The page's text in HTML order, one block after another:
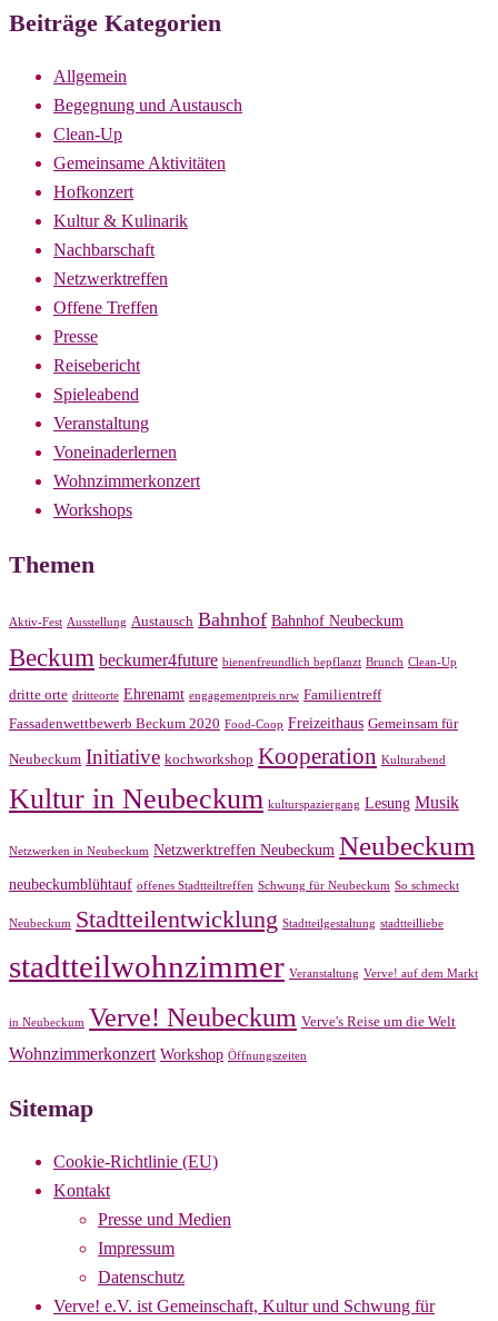
Beiträge Kategorien
Allgemein
Begegnung und Austausch
Clean-Up
Gemeinsame Aktivitäten
Hofkonzert
Kultur & Kulinarik
Nachbarschaft
Netzwerktreffen
Offene Treffen
Presse
Reisebericht
Spieleabend
Veranstaltung
Voneinaderlernen
Wohnzimmerkonzert
Workshops
Themen
Aktiv-Fest Ausstellung Austausch Bahnhof Bahnhof Neubeckum
Beckum beckumer4future bienenfreundlich bepflanzt Brunch Clean-Up
dritte orte dritteorte Ehrenamt engagementpreis nrw Familientreff
Fassadenwettbewerb Beckum 2020 Food-Coop Freizeithaus Gemeinsam für
Neubeckum Initiative kochworkshop Kooperation Kulturabend
Kultur in Neubeckum kulturspaziergang Lesung Musik
Netzwerken in Neubeckum Netzwerktreffen Neubeckum Neubeckum
neubeckumblühtauf offenes Stadtteiltreffen Schwung für Neubeckum So schmeckt
Neubeckum Stadtteilentwicklung Stadtteilgestaltung stadtteilliebe
stadtteilwohnzimmer Veranstaltung Verve! auf dem Markt
in Neubeckum Verve! Neubeckum Verve's Reise um die Welt
Wohnzimmerkonzert Workshop Öffnungszeiten
Sitemap
Cookie-Richtlinie (EU)
Kontakt
Presse und Medien
Impressum
Datenschutz
Verve! e.V. ist Gemeinschaft, Kultur und Schwung für